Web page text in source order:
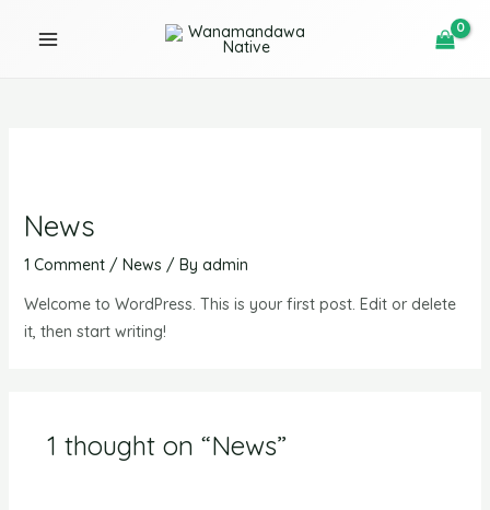
News
1 Comment / News / By admin
Welcome to WordPress. This is your first post. Edit or delete
it, then start writing!
1 thought on “News”